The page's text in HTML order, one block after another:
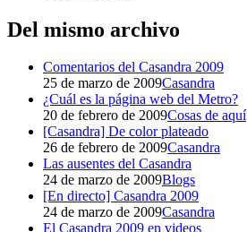
Del mismo archivo
Comentarios del Casandra 2009
25 de marzo de 2009Casandra
¿Cuál es la página web del Metro?
20 de febrero de 2009Cosas de aquí
[Casandra] De color plateado
26 de febrero de 2009Casandra
Las ausentes del Casandra
24 de marzo de 2009Blogs
[En directo] Casandra 2009
24 de marzo de 2009Casandra
El Casandra 2009 en videos